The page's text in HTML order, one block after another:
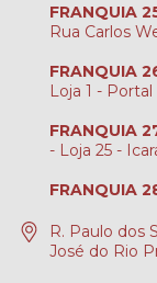
FRANQUIA
Rua Carlos
FRANQUIA
Loja 1 - Portal
FRANQUIA
- Loja 25 -
FRANQUIA
R. Paulo dos
José do Rio